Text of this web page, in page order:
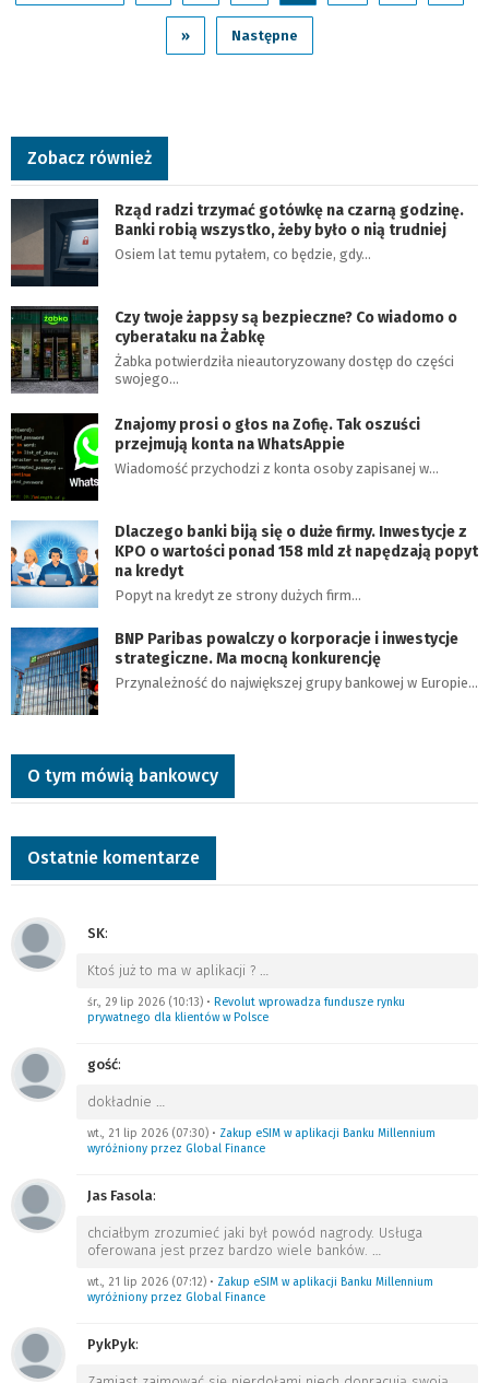
» Następne
Zobacz również
Rząd radzi trzymać gotówkę na czarną godzinę.
Banki robią wszystko, żeby było o nią trudniej
Osiem lat temu pytałem, co będzie, gdy…
Czy twoje żappsy są bezpieczne? Co wiadomo o
cyberataku na Żabkę
Żabka potwierdziła nieautoryzowany dostęp do części
swojego…
Znajomy prosi o głos na Zofię. Tak oszuści
przejmują konta na WhatsAppie
Wiadomość przychodzi z konta osoby zapisanej w…
Dlaczego banki biją się o duże firmy. Inwestycje z
KPO o wartości ponad 158 mld zł napędzają popyt
na kredyt
Popyt na kredyt ze strony dużych firm…
BNP Paribas powalczy o korporacje i inwestycje
strategiczne. Ma mocną konkurencję
Przynależność do największej grupy bankowej w Europie…
O tym mówią bankowcy
Ostatnie komentarze
SK:
Ktoś już to ma w aplikacji ? …
śr., 29 lip 2026 (10:13) • Revolut wprowadza fundusze rynku
prywatnego dla klientów w Polsce
gość:
dokładnie …
wt., 21 lip 2026 (07:30) • Zakup eSIM w aplikacji Banku Millennium
wyróżniony przez Global Finance
Jas Fasola:
chciałbym zrozumieć jaki był powód nagrody. Usługa
oferowana jest przez bardzo wiele banków. …
wt., 21 lip 2026 (07:12) • Zakup eSIM w aplikacji Banku Millennium
wyróżniony przez Global Finance
PykPyk: